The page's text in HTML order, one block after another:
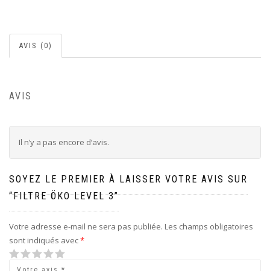
AVIS (0)
AVIS
Il n’y a pas encore d’avis.
SOYEZ LE PREMIER À LAISSER VOTRE AVIS SUR
“FILTRE ÖKO LEVEL 3”
Votre adresse e-mail ne sera pas publiée. Les champs obligatoires
sont indiqués avec*
1 étoile
sur
2 étoiles
sur 5
3 étoiles
sur 5
4 étoiles sur
5 étoiles sur 5